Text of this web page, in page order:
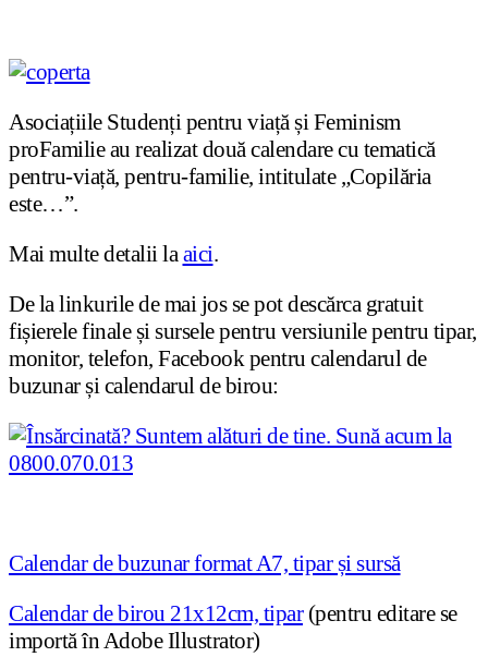
Asociațiile Studenți pentru viață și Feminism
proFamilie au realizat două calendare cu tematică
pentru-viață, pentru-familie, intitulate „Copilăria
este…”.
Mai multe detalii laaici.
De la linkurile de mai jos se pot descărca gratuit
fișierele finale și sursele pentru versiunile pentru tipar,
monitor, telefon, Facebook pentru calendarul de
buzunar și calendarul de birou:
Calendar de buzunar format A7, tipar și sursă
Calendar de birou 21x12cm, tipar(pentru editare se
importă în Adobe Illustrator)